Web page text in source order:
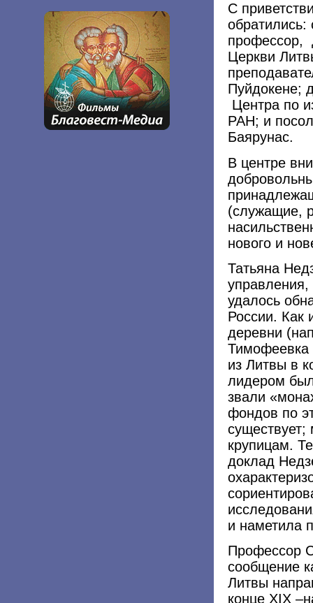
С
профессор,
Церкви
Пуйдокене;
Центра по
РАН; и
Баярунас.
В центре
(служащие,
нового и
Татьяна
удалось
России. Как
деревни
Тимофеевка
из Литвы в
лидером
звали
фондов по
существует;
крупицам.
доклад
и наметила
Профессор
сообщение
Литвы
конце XIX